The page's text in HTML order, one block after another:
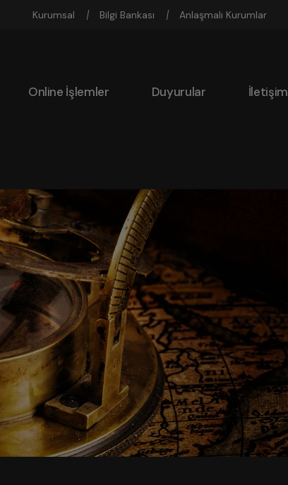
Kurumsal Bilgi Bankası Anlaşmalı Kurumlar
Online İşlemler Duyurular İletişim